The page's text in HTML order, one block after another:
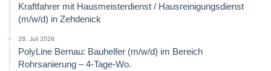
Kraftfahrer mit Hausmeisterdienst / Hausreinigungsdienst
(m/w/d) in Zehdenick
29. Juli 2026
PolyLine Bernau: Bauhelfer (m/w/d) im Bereich
Rohrsanierung – 4-Tage-Wo.